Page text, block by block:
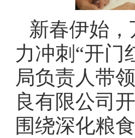
新春伊始
力冲刺“开门
局负责人带
良有限公司
围绕深化粮